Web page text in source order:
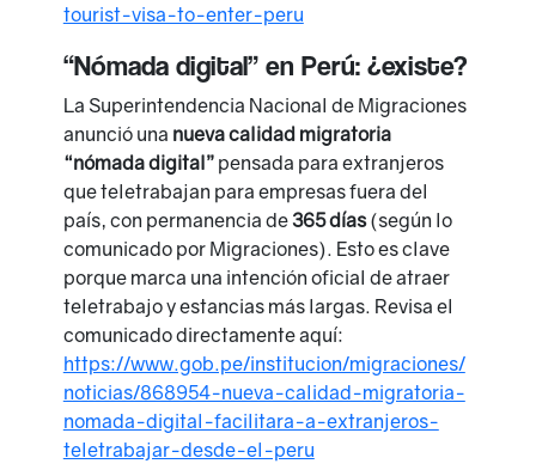
tourist-visa-to-enter-peru
“Nómada digital” en Perú: ¿existe?
La Superintendencia Nacional de Migraciones
anunció una nueva calidad migratoria
“nómada digital”pensada para extranjeros
que teletrabajan para empresas fuera del
país, con permanencia de365 días(según lo
comunicado por Migraciones). Esto es clave
porque marca una intención oficial de atraer
teletrabajo y estancias más largas. Revisa el
comunicado directamente aquí:
https://www.gob.pe/institucion/migraciones/
noticias/868954-nueva-calidad-migratoria-
nomada-digital-facilitara-a-extranjeros-
teletrabajar-desde-el-peru